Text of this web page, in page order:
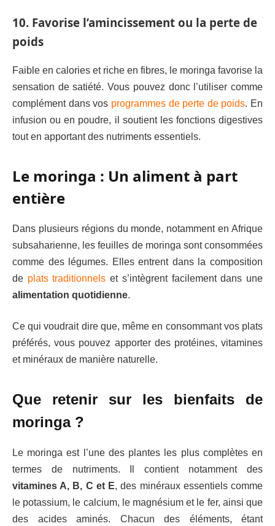
10. Favorise l’amincissement ou la perte de
poids
Faible en calories et riche en fibres, le moringa favorise la
sensation de satiété. Vous pouvez donc l’utiliser comme
complément dans vos programmes de perte de poids. En
infusion ou en poudre, il soutient les fonctions digestives
tout en apportant des nutriments essentiels.
Le moringa : Un aliment à part
entière
Dans plusieurs régions du monde, notamment en Afrique
subsaharienne, les feuilles de moringa sont consommées
comme des légumes. Elles entrent dans la composition
de plats traditionnels et s’intègrent facilement dans une
alimentation quotidienne.
Ce qui voudrait dire que, même en consommant vos plats
préférés, vous pouvez apporter des protéines, vitamines
et minéraux de manière naturelle.
Que retenir sur les bienfaits de
moringa ?
Le moringa est l’une des plantes les plus complètes en
termes de nutriments. Il contient notamment des
vitamines A, B, C et E, des minéraux essentiels comme
le potassium, le calcium, le magnésium et le fer, ainsi que
des acides aminés. Chacun des éléments, étant